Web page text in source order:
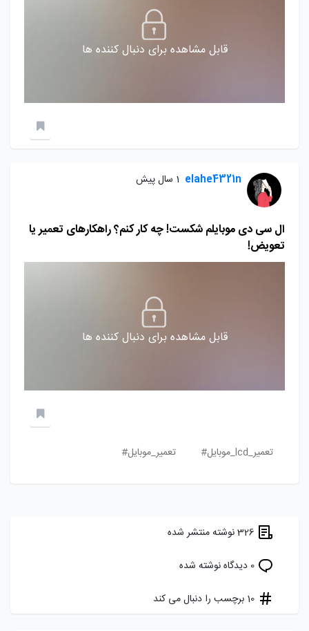
قابل مشاهده برای دنبال کننده ها
elahe4321n 1 سال پیش
ال سی دی موبایلم شکست! چه کار کنم؟ راهکارهای تعمیر یا
تعویض!
قابل مشاهده برای دنبال کننده ها
تعمیر_lcd_موبایل# تعمیر_موبایل#